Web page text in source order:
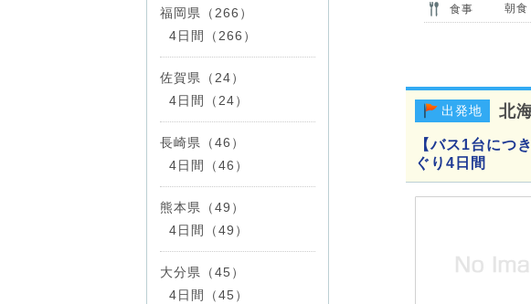
食事 朝
出発地 北
【バス1台につ
ぐり4日間
福岡県（266）
4日間（266）
佐賀県（24）
4日間（24）
長崎県（46）
4日間（46）
熊本県（49）
4日間（49）
大分県（45）
4日間（45）